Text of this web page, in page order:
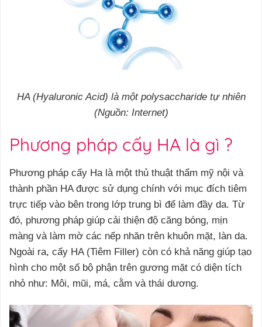
HA (Hyaluronic Acid) là một polysaccharide tự nhiên
(Nguồn: Internet)
Phương pháp cấy HA là gì ?
Phương pháp cấy Ha là một thủ thuật thẩm mỹ nội và
thành phần HA được sử dụng chính với mục đích tiêm
trực tiếp vào bên trong lớp trung bì để làm đầy da. Từ
đó, phương pháp giúp cải thiện độ căng bóng, mịn
màng và làm mờ các nếp nhăn trên khuôn mặt, làn da.
Ngoài ra, cấy HA (Tiêm Filler) còn có khả năng giúp tạo
hình cho một số bộ phận trên gương mặt có diện tích
nhỏ như: Môi, mũi, má, cằm và thái dương.